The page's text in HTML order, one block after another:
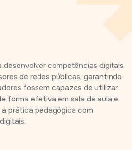
desenvolver competências digitais
de redes públicas, garantindo
fossem capazes de utilizar
forma efetiva em sala de aula e
prática pedagógica com